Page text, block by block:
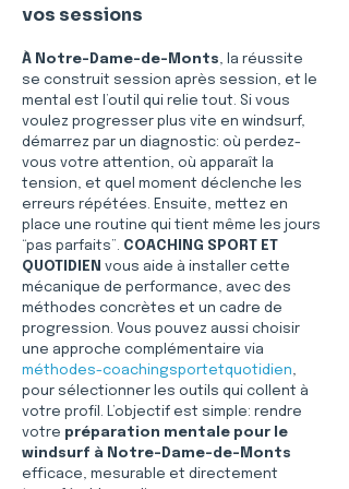
vos sessions
À Notre-Dame-de-Monts, la réussite
se construit session après session, et le
mental est l’outil qui relie tout. Si vous
voulez progresser plus vite en windsurf,
démarrez par un diagnostic: où perdez-
vous votre attention, où apparaît la
tension, et quel moment déclenche les
erreurs répétées. Ensuite, mettez en
place une routine qui tient même les jours
“pas parfaits”. COACHING SPORT ET
QUOTIDIEN vous aide à installer cette
mécanique de performance, avec des
méthodes concrètes et un cadre de
progression. Vous pouvez aussi choisir
une approche complémentaire via
méthodes-coachingsportetquotidien,
pour sélectionner les outils qui collent à
votre profil. L’objectif est simple: rendre
votre préparation mentale pour le
windsurf à Notre-Dame-de-Monts
efficace, mesurable et directement